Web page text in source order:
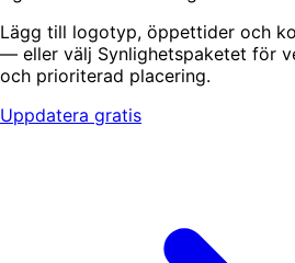
Lägg till logotyp, öppettider och
— eller välj Synlighetspaketet för
och prioriterad placering.
Uppdatera gratis